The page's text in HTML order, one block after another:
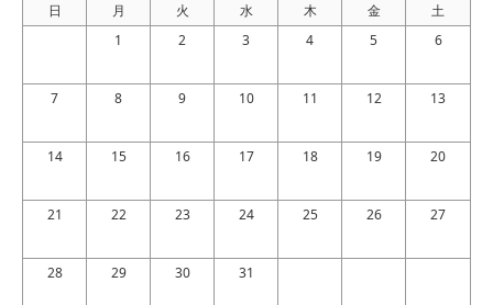
日 月 火 水 木 金
土
1
2 3 4 5 6
7 8 9 10 11 12 13
14 15 16 17 18 19 20
21 22 23 24 25 26 27
28 29 30 31